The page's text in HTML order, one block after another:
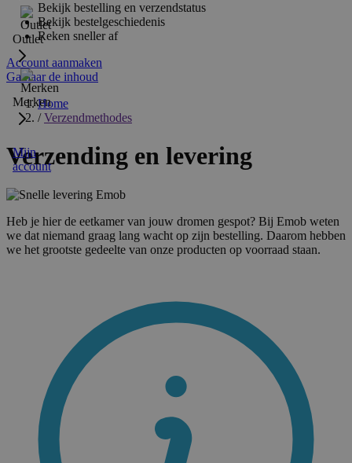
Outlet
Merken
Mijn
account
Bekijk bestelling en verzendstatus
Bekijk bestelgeschiedenis
Reken sneller af
Account aanmaken
Ga naar de inhoud
Home
/ Verzendmethodes
Verzending en levering
Heb je hier de eetkamer van jouw dromen gespot? Bij Emob weten
we dat niemand graag lang wacht op zijn bestelling. Daarom hebben
we het grootste gedeelte van onze producten op voorraad staan.